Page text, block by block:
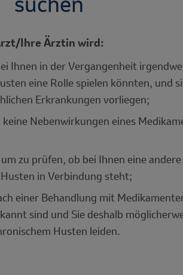
Ihre Ärztin wird:
Ihnen in der Vergangenheit
eine Rolle spielen könnten, und
Erkrankungen vorliegen;
keine Nebenwirkungen eines
zu prüfen, ob bei Ihnen eine
in Verbindung steht;
einer Behandlung mit
sind und Sie deshalb
Husten leiden.